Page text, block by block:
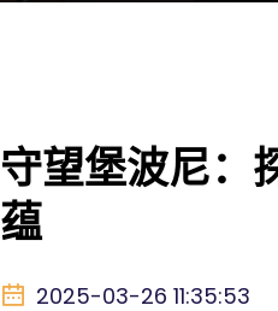
守望堡波尼：
蕴
2025-03-26 11:35:53